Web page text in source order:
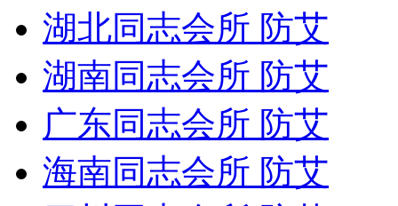
湖北同志会所 防艾
湖南同志会所 防艾
广东同志会所 防艾
海南同志会所 防艾